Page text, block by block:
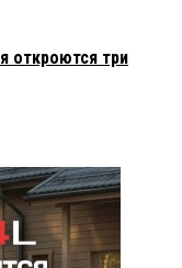
откроются три